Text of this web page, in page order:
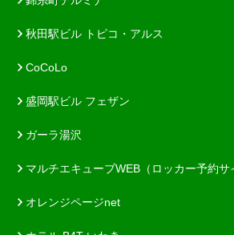
秋田駅ビル トピコ・アルス
CoCoLo
盛岡駅ビル フェザン
ガーラ湯沢
マルチエキューブWEB（ロッカー予約サ
オレンジページnet